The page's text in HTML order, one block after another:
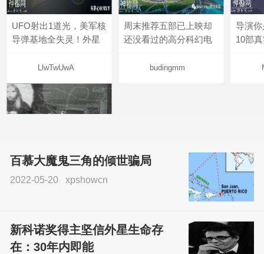
UFO射出1道光，美军核
导弹基地全失灵！外星
LlwTwUwA
周末推荐五部已上映却
还没看过的高分科幻电
budingmm
导演
10部
sskfn
百慕大魔鬼三角的倾世骗局
2022-05-20 xpshowcn
新科诺奖得主坚信外星生命存
在：30年内即能